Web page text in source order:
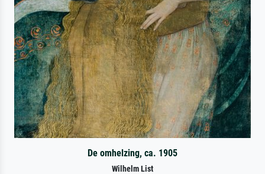
De omhelzing, ca. 1905
Wilhelm List